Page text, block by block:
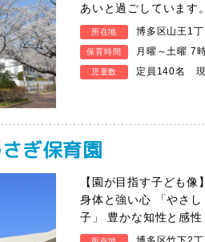
あいと過ごしています
所在地 博多区山王1
保育時間 月曜～土曜 7
児童数 定員140名 現
ぎ保育園
【園が目指す子ども
身体と強い心 「やさ
子」 豊かな知性と感